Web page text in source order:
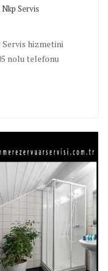
Nkp Servis
hizmetini
nolu telefonu